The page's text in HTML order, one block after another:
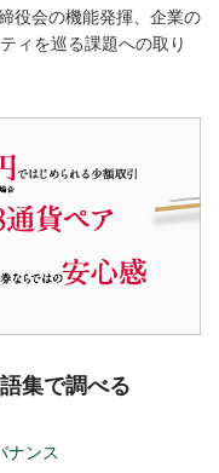
役会の機能発揮、企業の
ィを巡る課題への取り
集で調べる
ナンス